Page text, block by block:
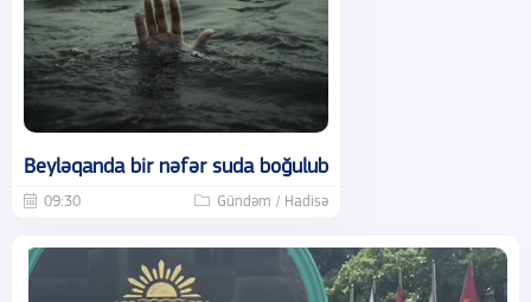
Beyləqanda bir nəfər suda boğulub
09:30 Gündəm / Hadisə